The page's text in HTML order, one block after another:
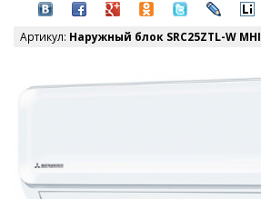
Артикул: Наружный блок SRC25ZTL-W MHI